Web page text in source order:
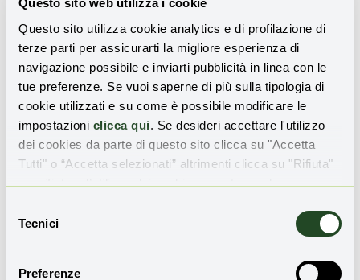
Questo sito web utilizza i cookie
Questo sito utilizza cookie analytics e di profilazione di
terze parti per assicurarti la migliore esperienza di
navigazione possibile e inviarti pubblicità in linea con le
tue preferenze. Se vuoi saperne di più sulla tipologia di
cookie utilizzati e su come è possibile modificare le
impostazioni clicca qui. Se desideri accettare l'utilizzo
dei cookies da parte di questo sito clicca su "Accetta
Tutti" o “Accetta selezionati” altrimenti clicca su "Rifiuta"
per rifiutare l’utilizzo dei cookie e mantenere le
delTecnici
Preferenze
avanti
compiuto grazie alla tecnologia delle
flusso Redox
, le quali surclassano quella del litio da
svariati punti di vista come efficacia, durata e
sostenibilità.
Comunità energetiche rinnovabili
e accumulo stazionario
richiede
soluzioni di accumulo capaci di
trasformare i singoli
resilienti. Le batterie a flusso Redox possono porsi al